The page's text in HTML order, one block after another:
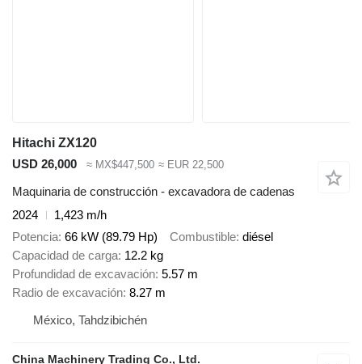
Hitachi ZX120
USD 26,000
≈ MX$447,500 ≈ EUR 22,500
Maquinaria de construcción - excavadora de cadenas
2024
1,423 m/h
Potencia 66 kW (89.79 Hp) Combustible diésel
Capacidad de carga 12.2 kg
Profundidad de excavación 5.57 m
Radio de excavación 8.27 m
México, Tahdzibichén
China Machinery Trading Co., Ltd.